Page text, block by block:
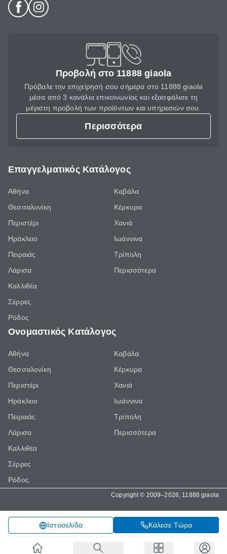
Ιστοσελίδα Κάλεσε Τώρα
Προβολή στο 11888 giaola
Πρόβαλε την επιχείρησή σου σήμερα στο 11888 giaola
μέσα από 3 κανάλια επικοινωνίας και εξασφάλισε τη
μέγιστη προβολή των προϊόντων και υπηρεσιών σου.
Περισσότερα
Επαγγελματικός Κατάλογος
Αθήνα
Θεσσαλονίκη
Περιστέρι
Ηράκλειο
Πειραιάς
Λάρισα
Καλλιθέα
Σέρρες
Ρόδος
Καβάλα
Κέρκυρα
Χανιά
Ιωάννινα
Τρίπολη
Περισσότερα
Ονομαστικός Κατάλογος
Αθήνα
Θεσσαλονίκη
Περιστέρι
Ηράκλειο
Πειραιάς
Λάρισα
Καλλιθέα
Σέρρες
Ρόδος
Καβάλα
Κέρκυρα
Χανιά
Ιωάννινα
Τρίπολη
Περισσότερα
Copyright © 2009–2026, 11888 giaola